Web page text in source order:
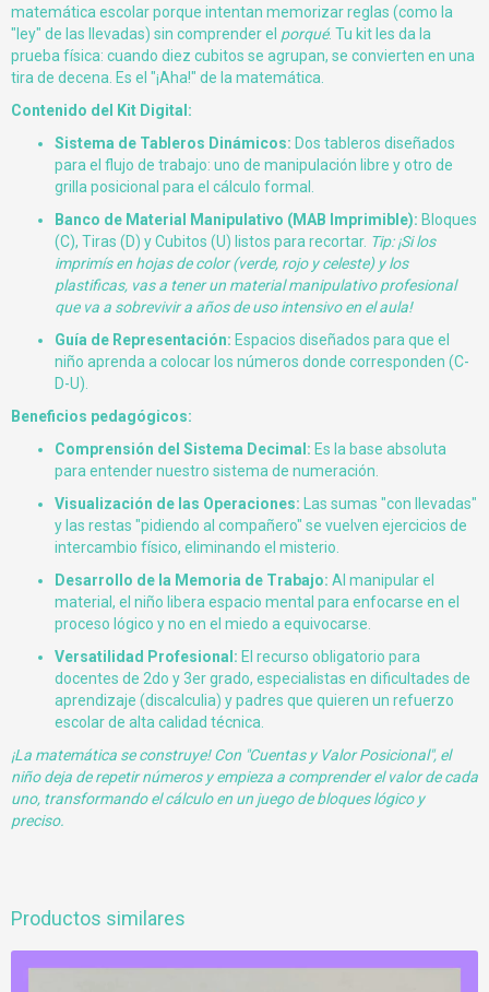
matemática escolar porque intentan memorizar reglas (como la
"ley" de las llevadas) sin comprender el porqué. Tu kit les da la
prueba física: cuando diez cubitos se agrupan, se convierten en una
tira de decena. Es el "¡Aha!" de la matemática.
Contenido del Kit Digital:
Sistema de Tableros Dinámicos: Dos tableros diseñados
para el flujo de trabajo: uno de manipulación libre y otro de
grilla posicional para el cálculo formal.
Banco de Material Manipulativo (MAB Imprimible): Bloques
(C), Tiras (D) y Cubitos (U) listos para recortar. Tip: ¡Si los
imprimís en hojas de color (verde, rojo y celeste) y los
plastificas, vas a tener un material manipulativo profesional
que va a sobrevivir a años de uso intensivo en el aula!
Guía de Representación: Espacios diseñados para que el
niño aprenda a colocar los números donde corresponden (C-
D-U).
Beneficios pedagógicos:
Comprensión del Sistema Decimal: Es la base absoluta
para entender nuestro sistema de numeración.
Visualización de las Operaciones: Las sumas "con llevadas"
y las restas "pidiendo al compañero" se vuelven ejercicios de
intercambio físico, eliminando el misterio.
Desarrollo de la Memoria de Trabajo: Al manipular el
material, el niño libera espacio mental para enfocarse en el
proceso lógico y no en el miedo a equivocarse.
Versatilidad Profesional: El recurso obligatorio para
docentes de 2do y 3er grado, especialistas en dificultades de
aprendizaje (discalculia) y padres que quieren un refuerzo
escolar de alta calidad técnica.
¡La matemática se construye! Con "Cuentas y Valor Posicional", el
niño deja de repetir números y empieza a comprender el valor de cada
uno, transformando el cálculo en un juego de bloques lógico y
preciso.
Productos similares